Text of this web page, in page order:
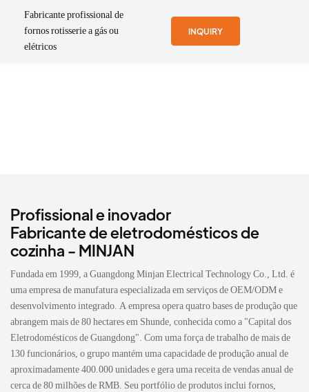
Fabricante profissional de
fornos rotisserie a gás ou
elétricos
INQUIRY
Profissional e inovador
Fabricante de eletrodomésticos de
cozinha - MINJAN
Fundada em 1999, a Guangdong Minjan Electrical Technology Co., Ltd. é
uma empresa de manufatura especializada em serviços de OEM/ODM e
desenvolvimento integrado. A empresa opera quatro bases de produção que
abrangem mais de 80 hectares em Shunde, conhecida como a "Capital dos
Eletrodomésticos de Guangdong". Com uma força de trabalho de mais de
130 funcionários, o grupo mantém uma capacidade de produção anual de
aproximadamente 400.000 unidades e gera uma receita de vendas anual de
cerca de 80 milhões de RMB. Seu portfólio de produtos inclui fornos,